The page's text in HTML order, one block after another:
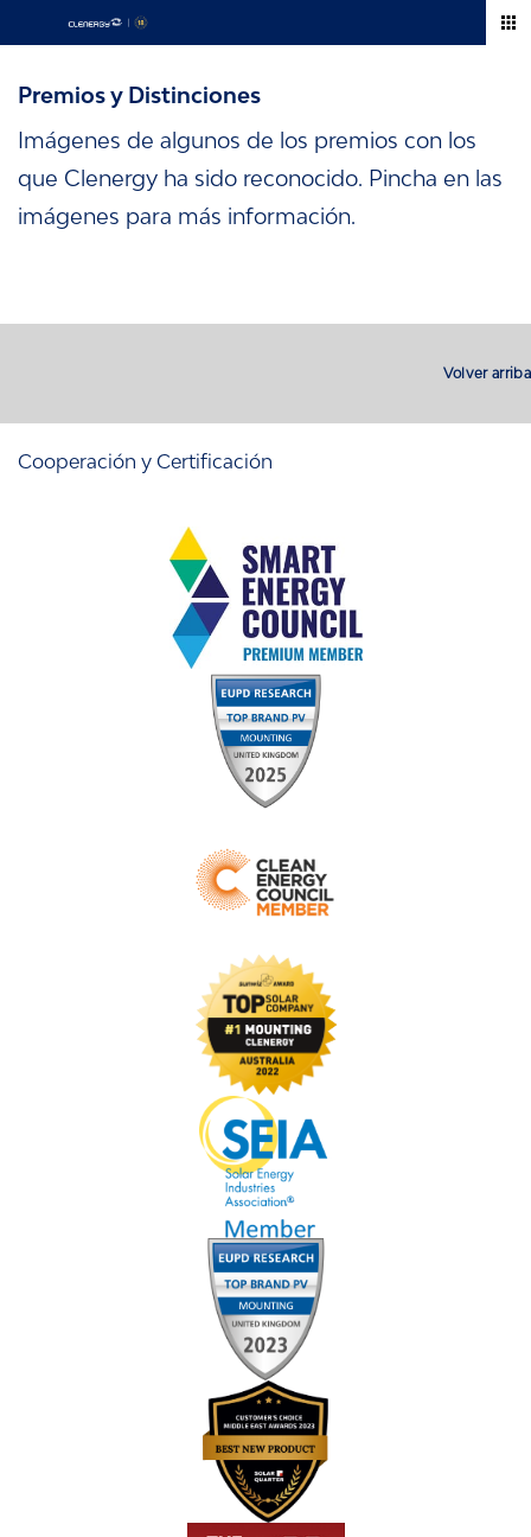
to
Premios y Distinciones
Imágenes de algunos de los premios con los
que Clenergy ha sido reconocido. Pincha en las
imágenes para más información.
Volver arriba
Cooperación y Certificación